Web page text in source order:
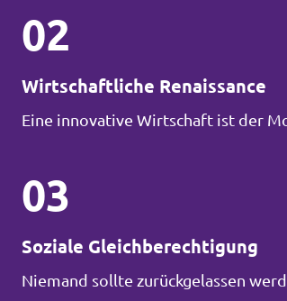
02
Wirtschaftliche Renaissance
Eine innovative Wirtschaft ist der
03
Soziale Gleichberechtigung
Niemand sollte zurückgelassen